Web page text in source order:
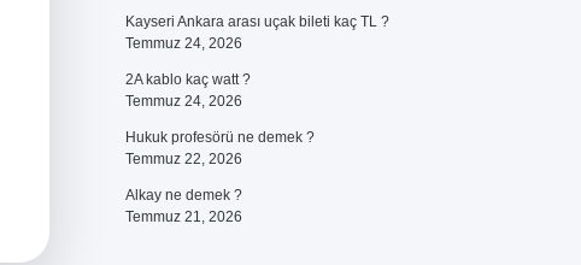
Kayseri Ankara arası uçak bileti kaç TL ?
Temmuz 24, 2026
2A kablo kaç watt ?
Temmuz 24, 2026
Hukuk profesörü ne demek ?
Temmuz 22, 2026
Alkay ne demek ?
Temmuz 21, 2026